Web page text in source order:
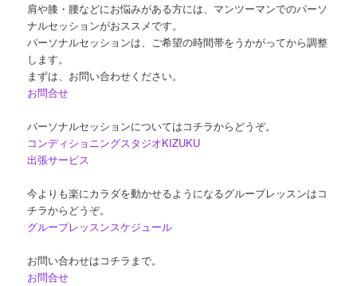
肩や膝・腰などにお悩みがある方には、マンツーマンでのパーソ
ナルセッションがおススメです。
パーソナルセッションは、ご希望の時間帯をうかがってから調整
します。
まずは、お問い合わせください。
お問合せ
パーソナルセッションについてはコチラからどうぞ。
コンディショニングスタジオKIZUKU
出張サービス
今よりも楽にカラダを動かせるようになるグループレッスンはコ
チラからどうぞ。
グループレッスンスケジュール
お問い合わせはコチラまで。
お問合せ